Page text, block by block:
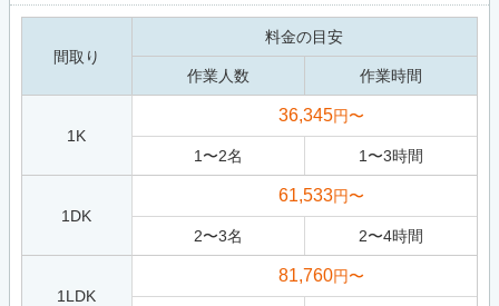
間取り
料金の目安
作業人数 作業時間
1K
36,345円〜
1 〜2名 1 〜3時間
1DK
61,533円〜
2〜3名 2〜4時間
1LDK
81,760円〜